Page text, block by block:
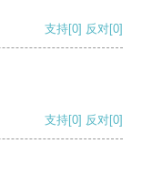
支持[0] 反对[0]
支持[0] 反对[0]